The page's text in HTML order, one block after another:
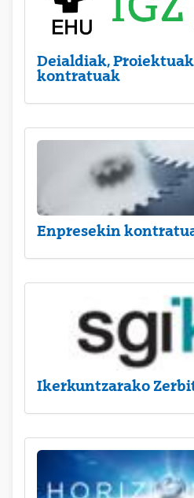
Deialdiak,
kontratuak
Enpresekin
Ikerkuntzarako